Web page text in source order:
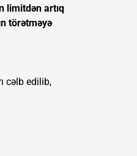
limitdən artıq
törətməyə
cəlb edilib,